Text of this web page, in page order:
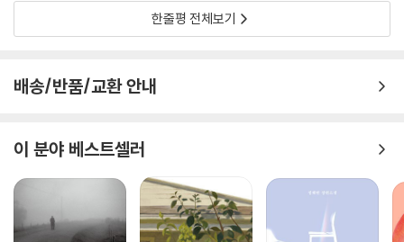
한줄평 전체보기
배송/반품/교환 안내
이 분야 베스트셀러